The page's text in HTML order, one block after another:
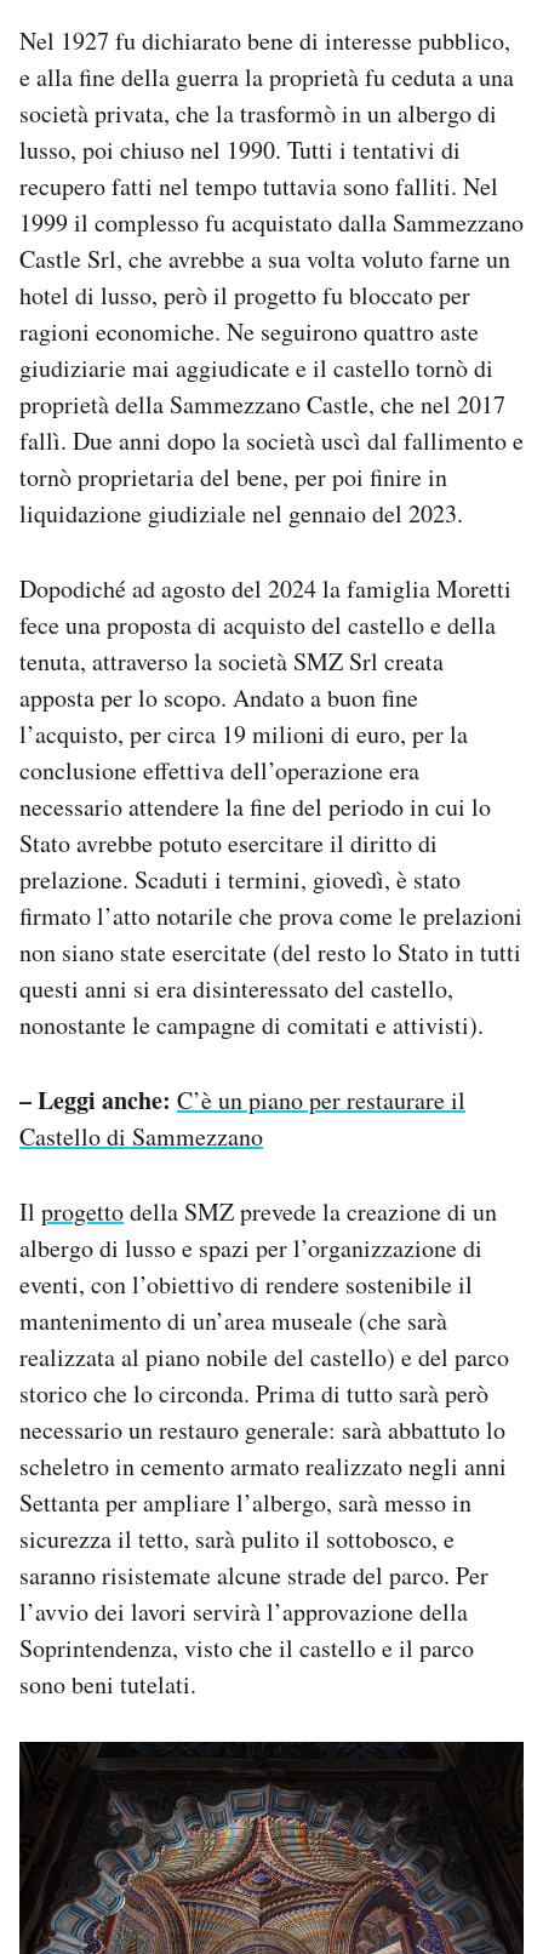
Nel 1927 fu dichiarato bene di interesse pubblico,
e alla fine della guerra la proprietà fu ceduta a una
società privata, che la trasformò in un albergo di
lusso, poi chiuso nel 1990. Tutti i tentativi di
recupero fatti nel tempo tuttavia sono falliti. Nel
1999 il complesso fu acquistato dalla Sammezzano
Castle Srl, che avrebbe a sua volta voluto farne un
hotel di lusso, però il progetto fu bloccato per
ragioni economiche. Ne seguirono quattro aste
giudiziarie mai aggiudicate e il castello tornò di
proprietà della Sammezzano Castle, che nel 2017
fallì. Due anni dopo la società uscì dal fallimento e
tornò proprietaria del bene, per poi finire in
liquidazione giudiziale nel gennaio del 2023.
Dopodiché ad agosto del 2024 la famiglia Moretti
fece una proposta di acquisto del castello e della
tenuta, attraverso la società SMZ Srl creata
apposta per lo scopo. Andato a buon fine
l’acquisto, per circa 19 milioni di euro, per la
conclusione effettiva dell’operazione era
necessario attendere la fine del periodo in cui lo
Stato avrebbe potuto esercitare il diritto di
prelazione. Scaduti i termini, giovedì, è stato
firmato l’atto notarile che prova come le prelazioni
non siano state esercitate (del resto lo Stato in tutti
questi anni si era disinteressato del castello,
nonostante le campagne di comitati e attivisti).
– Leggi anche: C’è un piano per restaurare il
Castello di Sammezzano
Il progettodella SMZ prevede la creazione di un
albergo di lusso e spazi per l’organizzazione di
eventi, con l’obiettivo di rendere sostenibile il
mantenimento di un’area museale (che sarà
realizzata al piano nobile del castello) e del parco
storico che lo circonda. Prima di tutto sarà però
necessario un restauro generale: sarà abbattuto lo
scheletro in cemento armato realizzato negli anni
Settanta per ampliare l’albergo, sarà messo in
sicurezza il tetto, sarà pulito il sottobosco, e
saranno risistemate alcune strade del parco. Per
l’avvio dei lavori servirà l’approvazione della
Soprintendenza, visto che il castello e il parco
sono beni tutelati.